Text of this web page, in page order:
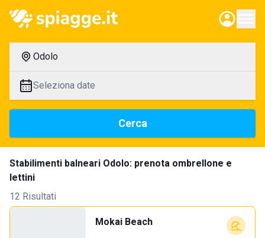
Odolo
Seleziona date
Cerca
Stabilimenti balneari Odolo: prenota ombrellone e
lettini
12 Risultati
Mokai Beach